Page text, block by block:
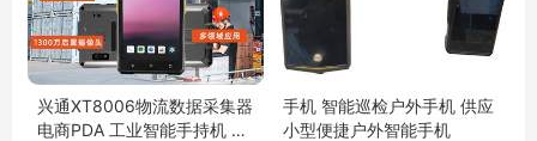
兴通XT8006物流数据采集器
电商PDA 工业智能手持机 RF
手机 智能巡检户外手机 供应
小型便捷户外智能手机